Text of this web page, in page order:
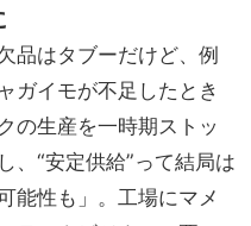
品はタブーだけど、例
ガイモが不足したとき
の生産を一時期ストッ
、“安定供給”って結局は
能性も」。工場にマメ